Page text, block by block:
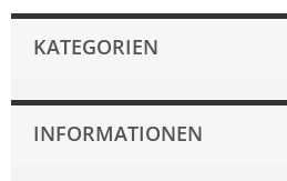
KATEGORIEN
INFORMATIONEN